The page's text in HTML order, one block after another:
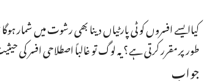
کیاایسے افسروں کو ٹی پارٹیاں دینا بھی رشوت میں
طور پر مقرر کرتی ہے؟ یہ لوگ تو غالباً اصطلاحی افسر
جواب